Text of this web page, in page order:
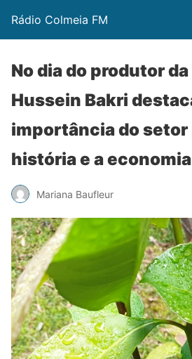
Rádio Colmeia FM
No dia do produtor
Hussein Bakri
importância do setor
história e a
Mariana Baufleur